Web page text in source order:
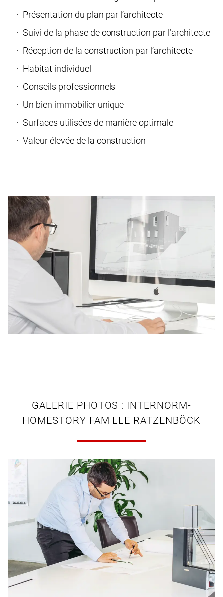
Présentation du plan par l’architecte
Suivi de la phase de construction par l’architecte
Réception de la construction par l’architecte
Habitat individuel
Conseils professionnels
Un bien immobilier unique
Surfaces utilisées de manière optimale
Valeur élevée de la construction
GALERIE PHOTOS : INTERNORM-
HOMESTORY FAMILLE RATZENBÖCK